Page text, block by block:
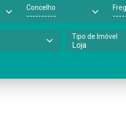
Concelho
Tipo de Imóvel